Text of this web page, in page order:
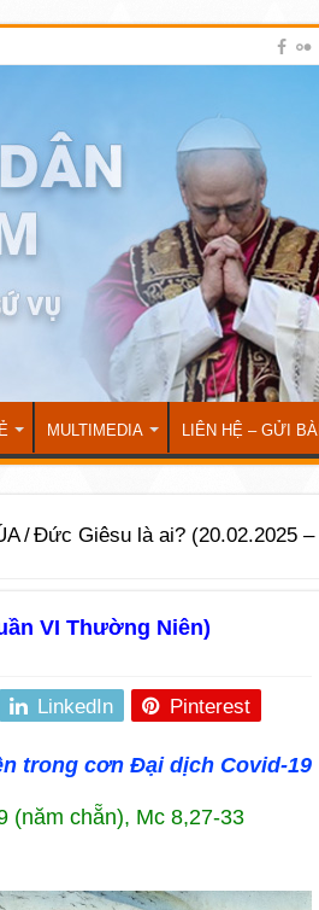
MULTIMEDIA LIÊN HỆ – GỬI BÀI
/Đức Giêsu là ai? (20.02.2025 –
VI Thường Niên)
LinkedIn Pinterest
trong cơn Đại dịch Covid-19
(năm chẵn), Mc 8,27-33